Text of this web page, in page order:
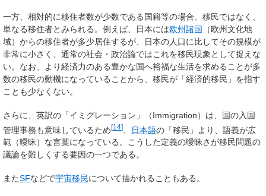
一方、相対的に移住者数が少数である国籍等の場合、移民ではなく、
単なる移住者とみられる。例えば、日本には欧州諸国
（欧州文化地
域）からの移住者が多少居住するが、日本の人口に比してその規模が
非常に小さく、通常の社会・政治論ではこれを移民現象として捉えな
い。なお、より経済力のある豊かな国へ裕福な生活を求めることが多
数の移民の動機になっていることから、移民が「経済的移民」を指す
ことも少なくない。
さらに、英訳の「イミグレーション」（Immigration）は、国の入国
管理事務も意味しているため[14] 日本語の「移民」より、語義が広
範（曖昧）な言葉になっている。こうした定義の曖昧さが移民問題の
議論を難しくする要因の一つである。
またSFなどで宇宙移民について描かれることもある。